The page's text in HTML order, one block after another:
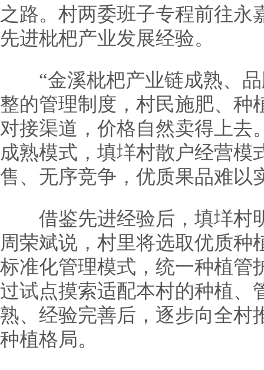
之路。村两委班子专程前往永
先进枇杷产业发展经验。
“金溪枇杷产业链成熟、品
整的管理制度，村民施肥、种
对接渠道，价格自然卖得上去
成熟模式，填垟村散户经营模
售、无序竞争，优质果品难以
借鉴先进经验后，填垟村
周荣斌说，村里将选取优质种
标准化管理模式，统一种植管
过试点摸索适配本村的种植、
熟、经验完善后，逐步向全村
种植格局。